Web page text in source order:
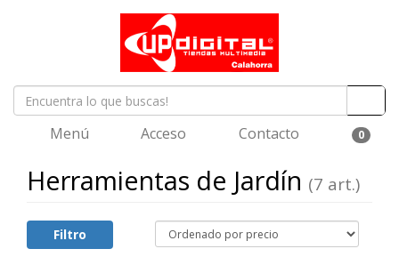
Menú Acceso Contacto 0
Herramientas de Jardín (7 art.)
Filtro